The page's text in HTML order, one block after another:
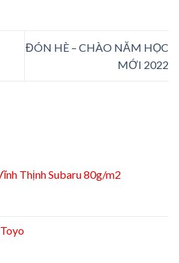
ĐÓN HÈ – CHÀO NĂM HỌC
MỚI 2022
Thịnh Subaru 80g/m2